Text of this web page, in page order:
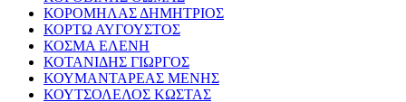
ΚΟΡΟΜΗΛΑΣ ΔΗΜΗΤΡΙΟΣ
ΚΟΡΤΩ ΑΥΓΟΥΣΤΟΣ
ΚΟΣΜΑ ΕΛΕΝΗ
ΚΟΤΑΝΙΔΗΣ ΓΙΩΡΓΟΣ
ΚΟΥΜΑΝΤΑΡΕΑΣ ΜΕΝΗΣ
ΚΟΥΤΣΟΛΕΛΟΣ ΚΩΣΤΑΣ